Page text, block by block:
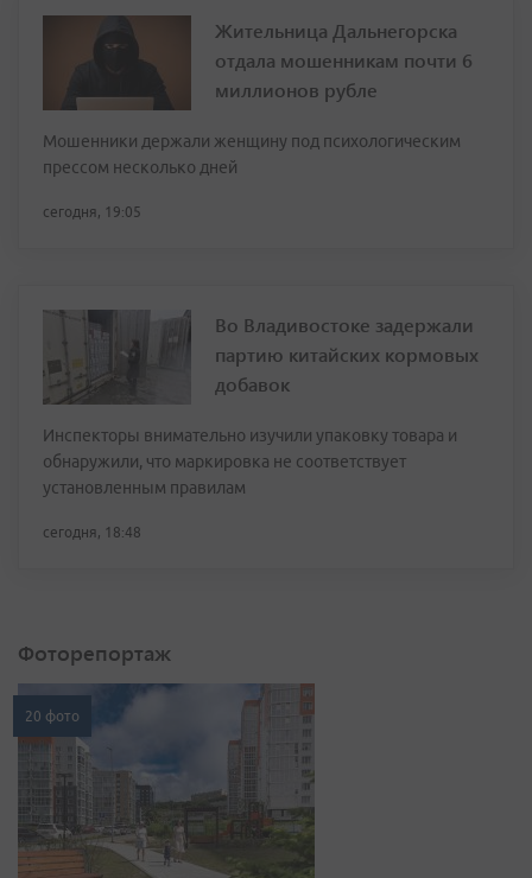
Жительница Дальнегорска
отдала мошенникам почти 6
миллионов рубле
Мошенники держали женщину под психологическим
прессом несколько дней
сегодня, 19:05
Во Владивостоке задержали
партию китайских кормовых
добавок
Инспекторы внимательно изучили упаковку товара и
обнаружили, что маркировка не соответствует
установленным правилам
сегодня, 18:48
Фоторепортаж
20 фото